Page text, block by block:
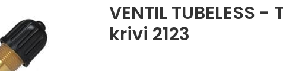
VENTIL TUBELESS
krivi 2123